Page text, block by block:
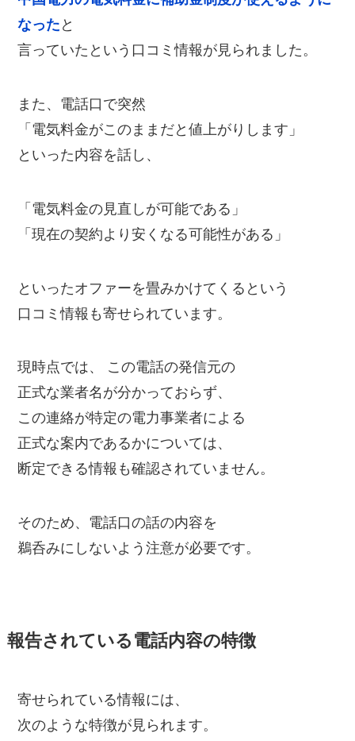
なった と
言っていたという口コミ情報が見られました。
また、電話口で突然
「電気料金がこのままだと値上がりします」
といった内容を話し、
「電気料金の見直しが可能である」
「現在の契約より安くなる可能性がある」
といったオファーを畳みかけてくるという
口コミ情報も寄せられています。
現時点では、 この電話の発信元の
正式な業者名が分かっておらず、
この連絡が特定の電力事業者による
正式な案内であるかについては、
断定できる情報も確認されていません。
そのため、電話口の話の内容を
鵜呑みにしないよう注意が必要です。
報告されている電話内容の特徴
寄せられている情報には、
次のような特徴が見られます。